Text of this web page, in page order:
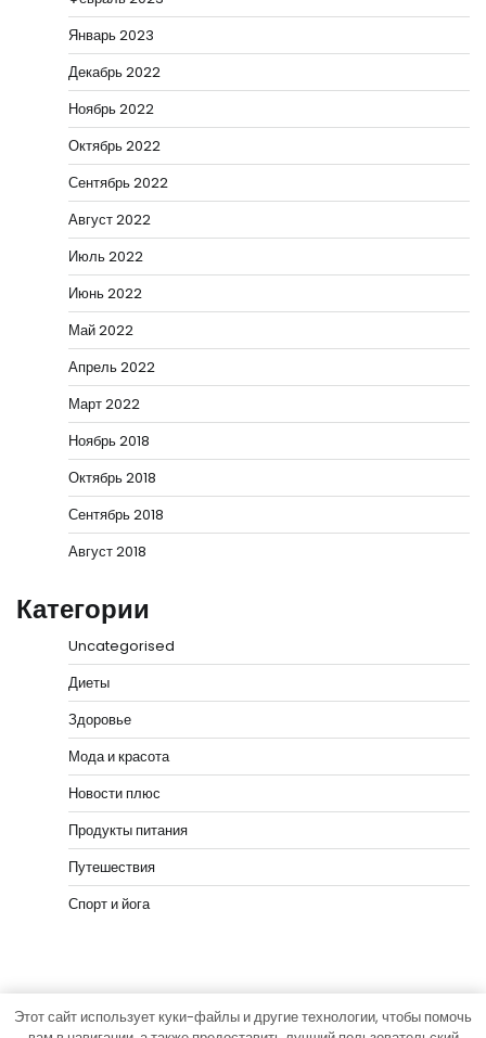
Январь 2023
Декабрь 2022
Ноябрь 2022
Октябрь 2022
Сентябрь 2022
Август 2022
Июль 2022
Июнь 2022
Май 2022
Апрель 2022
Март 2022
Ноябрь 2018
Октябрь 2018
Сентябрь 2018
Август 2018
Категории
Uncategorised
Диеты
Здоровье
Мода и красота
Новости плюс
Продукты питания
Путешествия
Спорт и йога
Copyright © 2026vip-hata.ruТема News Bank от
Этот сайт использует куки-файлы и другие технологии, чтобы помочь